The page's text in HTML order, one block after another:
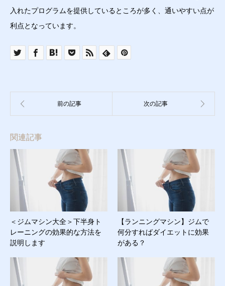
入れたプログラムを提供しているところが多く、通いやすい点が
利点となっています。
関連記事
＜ジムマシン大全＞下半身ト
レーニングの効果的な方法を
説明します
【ランニングマシン】ジムで
何分すればダイエットに効果
がある？